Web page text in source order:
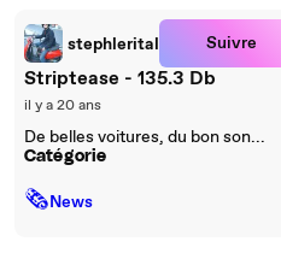
stephlerital Suivre
Striptease - 135.3 Db
il y a 20 ans
De belles voitures, du bon son...
Catégorie
🗞News